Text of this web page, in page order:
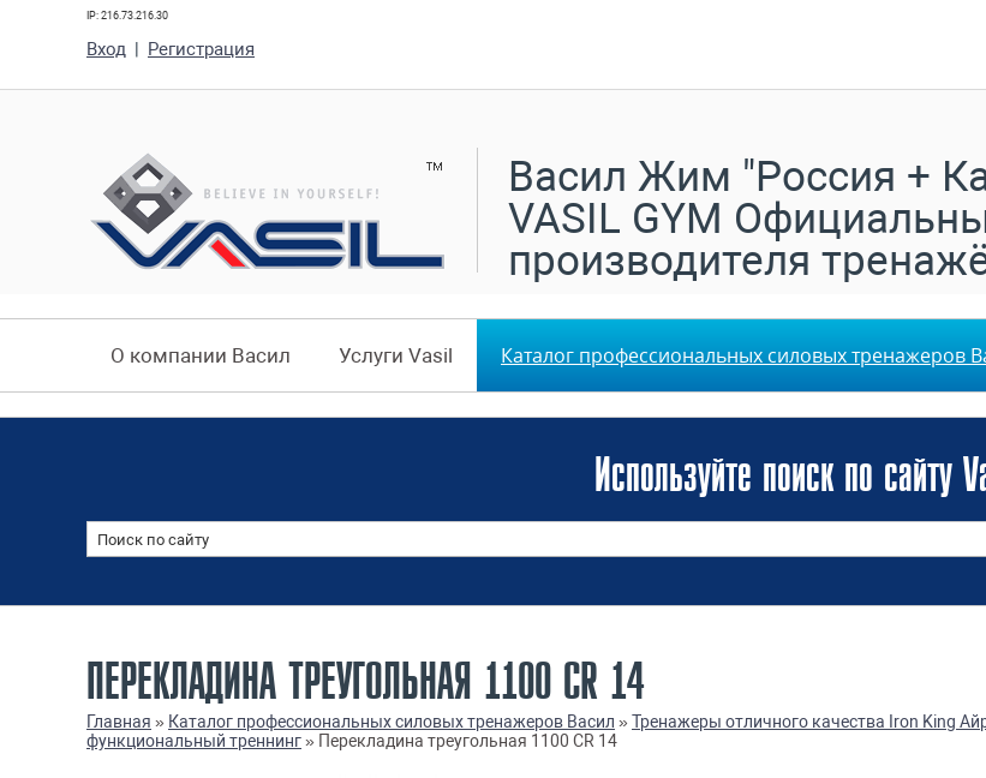
IP: 216.73.216.30
Вход | Регистрация
Васил Жим "Россия +
VASIL GYM
производителя
О компании Васил Услуги Vasil Каталог профессиональных силовых тренажеров
Используйте поиск по сайту
ПЕРЕКЛАДИНА ТРЕУГОЛЬНАЯ 1100 СR 14
Главная » Каталог профессиональных силовых тренажеров Васил »Тренажеры отличного качества Iron King
функциональный треннинг» Перекладина треугольная 1100 СR 14